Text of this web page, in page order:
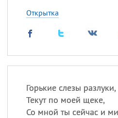
Открытка
Горькие слезы разлуки,
Текут по моей щеке,
Со мной ты сейчас и